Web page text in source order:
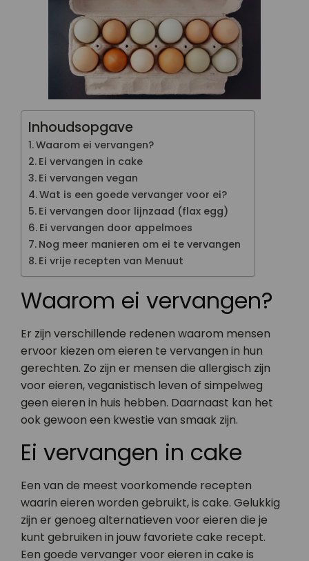
Inhoudsopgave
Waarom ei vervangen?
Ei vervangen in cake
Ei vervangen vegan
Wat is een goede vervanger voor ei?
Ei vervangen door lijnzaad (flax egg)
Ei vervangen door appelmoes
Nog meer manieren om ei te vervangen
Ei vrije recepten van Menuut
Waarom ei vervangen?
Er zijn verschillende redenen waarom mensen
ervoor kiezen om eieren te vervangen in hun
gerechten. Zo zijn er mensen die allergisch zijn
voor eieren, veganistisch leven of simpelweg
geen eieren in huis hebben. Daarnaast kan het
ook gewoon een kwestie van smaak zijn.
Ei vervangen in cake
Een van de meest voorkomende recepten
waarin eieren worden gebruikt, is cake. Gelukkig
zijn er genoeg alternatieven voor eieren die je
kunt gebruiken in jouw favoriete cake recept.
Een goede vervanger voor eieren in cake is